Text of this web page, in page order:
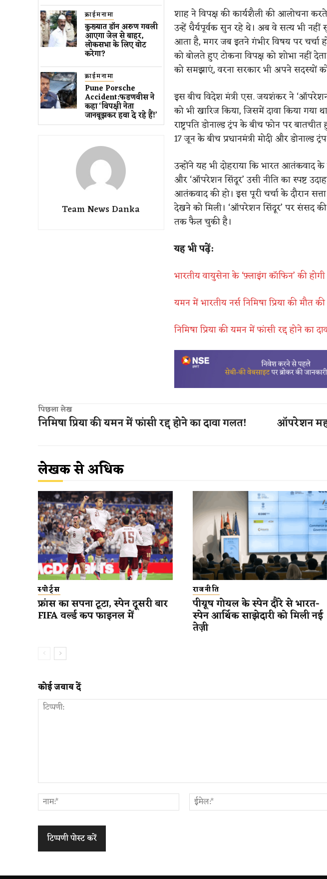
क्राईमनामा
कुख्यात डॉन अरुण गवली ​
आएगा जेल से बाहर​,
लोकसभा के लिए वोट
करेगा?
क्राईमनामा
Pune Porsche
Accident:फडणवीस ने
कहा ‘विपक्षी नेता
जानबूझकर हवा दे रहे हैं!’
Team News Danka
शाह ने विपक्ष की कार्यशैली की आलोचना
उन्हें धैर्यपूर्वक सुन रहे थे। अब वे सत्य भी
आता है, मगर जब इतने गंभीर विषय पर चर्चा
को बोलते हुए टोकना विपक्ष को शोभा नहीं
को समझाएं, वरना सरकार भी अपने सदस्यों
इस बीच विदेश मंत्री एस. जयशंकर ने
को भी खारिज किया, जिसमें दावा किया गया
राष्ट्रपति डोनाल्ड ट्रंप के बीच फोन पर
17 जून के बीच प्रधानमंत्री मोदी और डोनाल्ड
उन्होंने यह भी दोहराया कि भारत आतंकवाद
और ‘ऑपरेशन सिंदूर’ उसी नीति का स्पष्ट
आतंकवाद की हो। इस पूरी चर्चा के दौरान
देखने को मिली। ‘ऑपरेशन सिंदूर’ पर संसद
तक फैल चुकी है।
यह भी पढ़ें:
भारतीय वायुसेना के ‘फ़्लाइंग कॉफिन’ की
यमन में भारतीय नर्स निमिषा प्रिया की मौत
निमिषा प्रिया की यमन में फांसी रद्द होने का
पिछला लेख
निमिषा प्रिया की यमन में फांसी रद्द होने का दावा गलत! ऑपरेशन
लेखक से अधिक
स्पोर्ट्स
फ्रांस का सपना टूटा, स्पेन दूसरी बार
FIFA वर्ल्ड कप फाइनल में
राजनीति
पीयूष गोयल के स्पेन दौरे से भारत-
स्पेन आर्थिक साझेदारी को मिली नई
तेज़ी
कोई जवाब दें
नाम:*